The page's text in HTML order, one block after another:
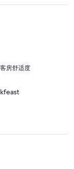
房舒适度